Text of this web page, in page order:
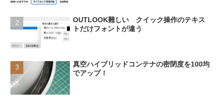
OUTLOOK難しい クイック操作のテキス
トだけフォントが違う
真空ハイブリッドコンテナの密閉度を100均
でアップ！